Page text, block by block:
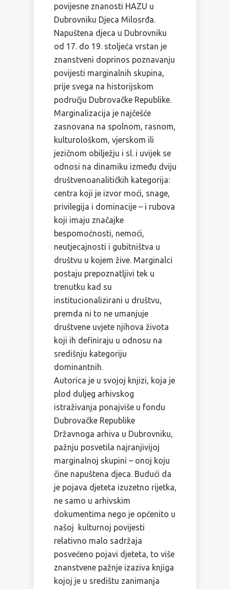
povijesne znanosti HAZU u
Dubrovniku Djeca Milosrđa.
Napuštena djeca u Dubrovniku
od 17. do 19. stoljeća vrstan je
znanstveni doprinos poznavanju
povijesti marginalnih skupina,
prije svega na historijskom
području Dubrovačke Republike.
Marginalizacija je najčešće
zasnovana na spolnom, rasnom,
kulturološkom, vjerskom ili
jezičnom obilježju i sl. i uvijek se
odnosi na dinamiku između dviju
društvenoanalitičkih kategorija:
centra koji je izvor moći, snage,
privilegija i dominacije – i rubova
koji imaju značajke
bespomoćnosti, nemoći,
neutjecajnosti i gubitništva u
društvu u kojem žive. Marginalci
postaju prepoznatljivi tek u
trenutku kad su
institucionalizirani u društvu,
premda ni to ne umanjuje
društvene uvjete njihova života
koji ih definiraju u odnosu na
središnju kategoriju
dominantnih.
Autorica je u svojoj knjizi, koja je
plod duljeg arhivskog
istraživanja ponajviše u fondu
Dubrovačke Republike
Državnoga arhiva u Dubrovniku,
pažnju posvetila najranjivijoj
marginalnoj skupini – onoj koju
čine napuštena djeca. Budući da
je pojava djeteta izuzetno rijetka,
ne samo u arhivskim
dokumentima nego je općenito u
našoj kulturnoj povijesti
relativno malo sadržaja
posvećeno pojavi djeteta, to više
znanstvene pažnje izaziva knjiga
kojoj je u središtu zanimanja